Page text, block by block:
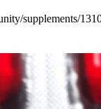
supplements/